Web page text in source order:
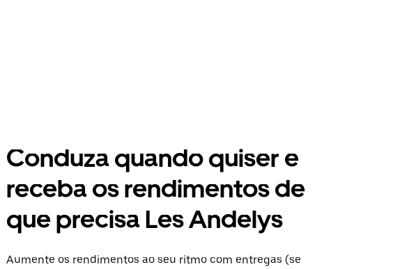
Conduza quando quiser e
receba os rendimentos de
que precisa Les Andelys
Aumente os rendimentos ao seu ritmo com entregas (se